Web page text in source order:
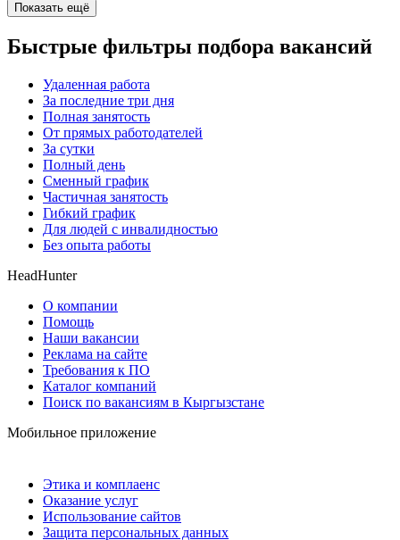
Показать ещё
Быстрые фильтры подбора вакансий
Удаленная работа
За последние три дня
Полная занятость
От прямых работодателей
За сутки
Полный день
Сменный график
Частичная занятость
Гибкий график
Для людей с инвалидностью
Без опыта работы
HeadHunter
О компании
Помощь
Наши вакансии
Реклама на сайте
Требования к ПО
Каталог компаний
Поиск по вакансиям в Кыргызстане
Мобильное приложение
Этика и комплаенс
Оказание услуг
Использование сайтов
Защита персональных данных